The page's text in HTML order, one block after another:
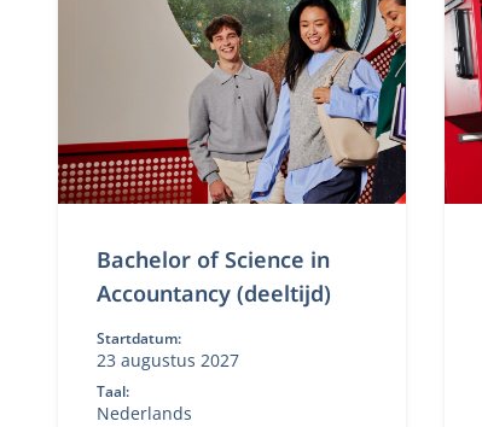
strategisch business partner in
een veranderende omgeving.
Bachelor of Science in
Accountancy (deeltijd)
Startdatum:
23 augustus 2027
Taal:
Nederlands